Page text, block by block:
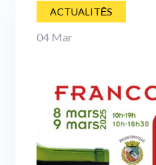
ACTUALITĒS
04 Mar